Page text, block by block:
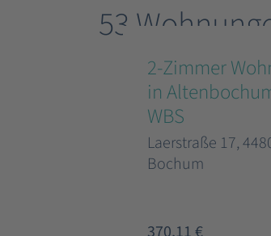
53
2-Zimmer
in
WBS
Laerstraße 17,
Bochum